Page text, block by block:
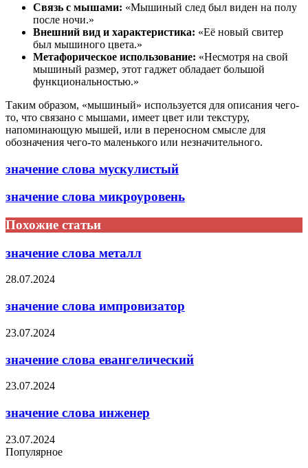
Связь с мышами: «Мышиный след был виден на полу
после ночи.»
Внешний вид и характеристика: «Её новый свитер
был мышиного цвета.»
Метафорическое использование: «Несмотря на свой
мышиный размер, этот гаджет обладает большой
функциональностью.»
Таким образом, «мышиный» используется для описания чего-
то, что связано с мышами, имеет цвет или текстуру,
напоминающую мышей, или в переносном смысле для
обозначения чего-то маленького или незначительного.
значение слова мускулистый
значение слова микроуровень
Похожие статьи
значение слова металл
28.07.2024
значение слова импровизатор
23.07.2024
значение слова евангелический
23.07.2024
значение слова инженер
23.07.2024
Популярное